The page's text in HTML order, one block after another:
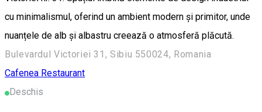
cu minimalismul, oferind un ambient modern și primitor, unde
nuanțele de alb și albastru creează o atmosferă plăcută.
Bulevardul Victoriei 31, Sibiu 550024, Romania
Cafenea Restaurant
Deschis